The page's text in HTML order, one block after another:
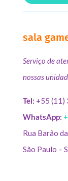
sala
Serviço de
nossas
Tel: +55 (11)
WhatsApp:
Rua Barão
São Paulo –